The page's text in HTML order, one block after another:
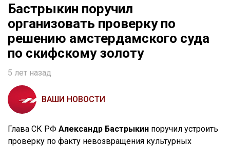
Бастрыкин поручил
организовать проверку по
решению амстердамского суда
по скифскому золоту
5 лет назад
ВАШИ НОВОСТИ
Глава СК РФ Александр Бастрыкин поручил устроить
проверку по факту невозвращения культурных